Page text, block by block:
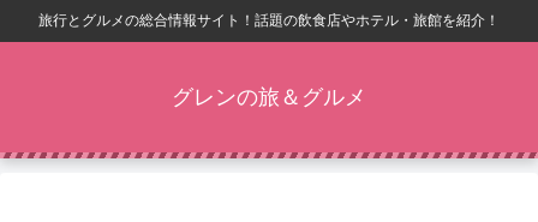
旅行とグルメの総合情報サイト！話題の飲食店やホテル・旅館を紹介！
グレンの旅＆グルメ